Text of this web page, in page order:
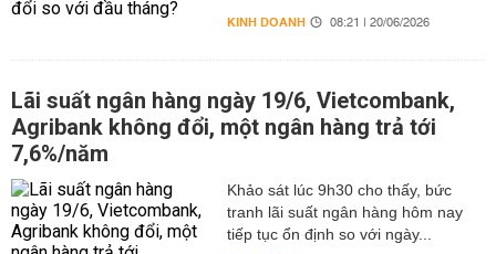
KINH DOANH 08:21 | 20/06/2026
Lãi suất ngân hàng ngày 19/6, Vietcombank,
Agribank không đổi, một ngân hàng trả tới
7,6%/năm
Khảo sát lúc 9h30 cho thấy, bức
tranh lãi suất ngân hàng hôm nay
tiếp tục ổn định so với ngày...